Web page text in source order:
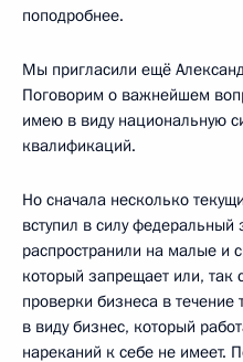
поподробнее.
Мы пригласили ещё
Поговорим о важнейшем
имею в виду национальную
квалификаций.
Но сначала несколько
вступил в силу
распространили на малые и
который запрещает или, так
проверки бизнеса в течение
в виду бизнес, который
нареканий к себе не имеет.